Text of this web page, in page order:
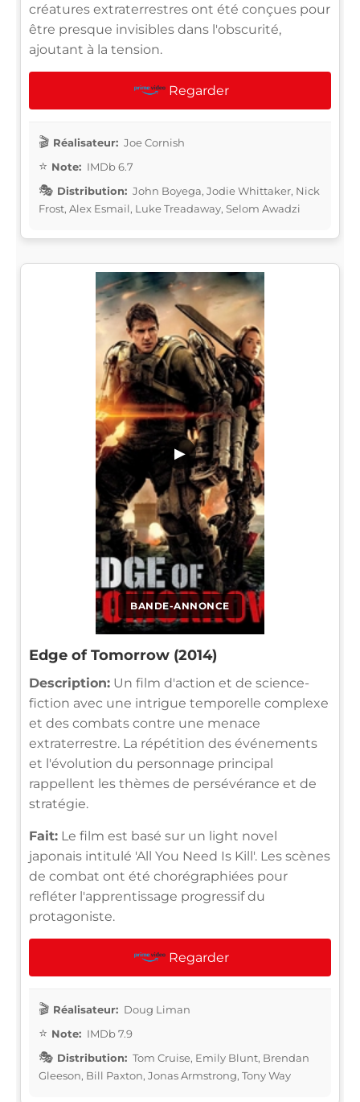
créatures extraterrestres ont été conçues pour
être presque invisibles dans l'obscurité,
ajoutant à la tension.
Regarder
Réalisateur: Joe Cornish
Note: IMDb 6.7
Distribution: John Boyega, Jodie Whittaker, Nick
Frost, Alex Esmail, Luke Treadaway, Selom Awadzi
BANDE-ANNONCE
▶
Edge of Tomorrow (2014)
Description: Un film d'action et de science-
fiction avec une intrigue temporelle complexe
et des combats contre une menace
extraterrestre. La répétition des événements
et l'évolution du personnage principal
rappellent les thèmes de persévérance et de
stratégie.
Fait: Le film est basé sur un light novel
japonais intitulé 'All You Need Is Kill'. Les scènes
de combat ont été chorégraphiées pour
refléter l'apprentissage progressif du
protagoniste.
Regarder
Réalisateur: Doug Liman
Note: IMDb 7.9
Distribution: Tom Cruise, Emily Blunt, Brendan
Gleeson, Bill Paxton, Jonas Armstrong, Tony Way